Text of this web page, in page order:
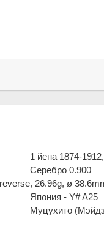
1 йена 1874-
Серебро 0.900
, 26.96g, ø
Япония - Y# A25
Муцухито